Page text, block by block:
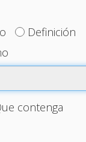
Definición
contenga